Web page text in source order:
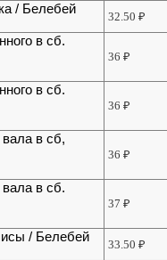
/ Белебей
32.50₽
в сб.
36₽
в сб.
36₽
в сб,
36₽
в сб.
37₽
/ Белебей
33.50₽